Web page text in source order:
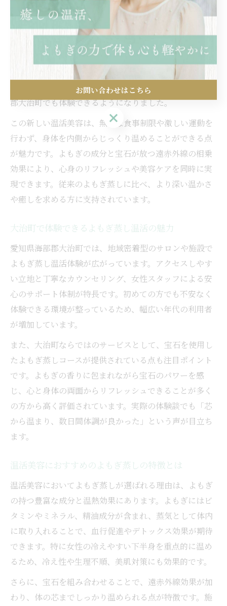
よもぎ蒸しで始める温活美容の新しい選択肢
よもぎ蒸しは、伝統的なハーブ療法として古くから親し
まれてきた美容・健康法です。特に現代女性の間では、
冷えや巡りの悪さを改善しながらリラックスできる温活
法として注目されています。最近では、よもぎ蒸しに宝
石を組み合わせた新しい温活美容が登場し、愛知県海部
郡大治町でも体験できるようになりました。
この新しい温活美容は、無理な食事制限や激しい運動を
行わず、身体を内側からじっくり温めることができる点
が魅力です。よもぎの成分と宝石が放つ遠赤外線の相乗
効果により、心身のリフレッシュや美容ケアを同時に実
現できます。従来のよもぎ蒸しに比べ、より深い温かさ
や癒しを求める方に支持されています。
大治町で体験できるよもぎ蒸し温活の魅力
愛知県海部郡大治町では、地域密着型のサロンや施設で
よもぎ蒸し温活体験が広がっています。アクセスしやす
い立地と丁寧なカウンセリング、女性スタッフによる安
心のサポート体制が特長です。初めての方でも不安なく
体験できる環境が整っているため、幅広い年代の利用者
が増加しています。
また、大治町ならではのサービスとして、宝石を使用し
たよもぎ蒸しコースが提供されている点も注目ポイント
です。よもぎの香りに包まれながら宝石のパワーを感
じ、心と身体の両面からリフレッシュできることが多く
の方から高く評価されています。実際の体験談でも「芯
から温まり、数日間体調が良かった」という声が目立ち
ます。
温活美容におすすめのよもぎ蒸しの特徴とは
温活美容においてよもぎ蒸しが選ばれる理由は、よもぎ
の持つ豊富な成分と温熱効果にあります。よもぎにはビ
タミンやミネラル、精油成分が含まれ、蒸気として体内
に取り入れることで、血行促進やデトックス効果が期待
できます。特に女性の冷えやすい下半身を重点的に温め
るため、冷え性や生理不順、美肌対策にも効果的です。
さらに、宝石を組み合わせることで、遠赤外線効果が加
わり、体の芯までしっかり温められる点が特徴です。施
お問い合わせはこちら
お問い合わせはこちら